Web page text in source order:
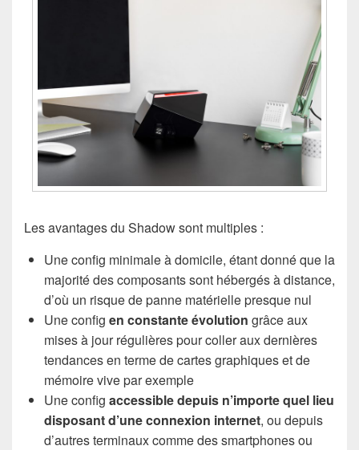
Les avantages du Shadow sont multiples :
Une config minimale à domicile, étant donné que la
majorité des composants sont hébergés à distance,
d’où un risque de panne matérielle presque nul
Une config en constante évolution grâce aux
mises à jour régulières pour coller aux dernières
tendances en terme de cartes graphiques et de
mémoire vive par exemple
Une config accessible depuis n’importe quel lieu
disposant d’une connexion internet, ou depuis
d’autres terminaux comme des smartphones ou